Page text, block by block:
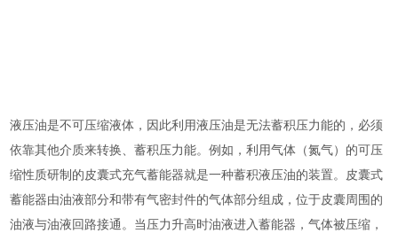
液压油是不可压缩液体，因此利用液压油是无法蓄积压力能的，必须
依靠其他介质来转换、蓄积压力能。例如，利用气体（氮气）的可压
缩性质研制的皮囊式充气蓄能器就是一种蓄积液压油的装置。皮囊式
蓄能器由油液部分和带有气密封件的气体部分组成，位于皮囊周围的
油液与油液回路接通。当压力升高时油液进入蓄能器，气体被压缩，